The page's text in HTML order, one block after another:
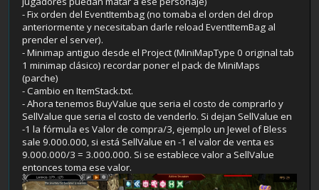
- Fix orden del EventItembag (no tomaba el orden del drop
anteriormente y necesitaban darle reload EventItemBag al
prender el server).
- Minimap antiguo desde el Project (MiniMapType 0 original tab
1 minimap clásico) recordar poner el pack de MiniMaps
(parche)
- Cambio en ItemStack.txt.
- Ahora tenemos BuyValue que seria el costo de comprarlo y
SellValue que seria el costo de venderlo. Si dejan SellValue en
-1 la fórmula es Valor de compra/3, ejemplo un Jewel of Bless
sale 9.000.000, si está SellValue en -1 el valor de venta es
9.000.000/3 = 3.000.000. Si se establece valor a SellValue
entonces toma ese valor.